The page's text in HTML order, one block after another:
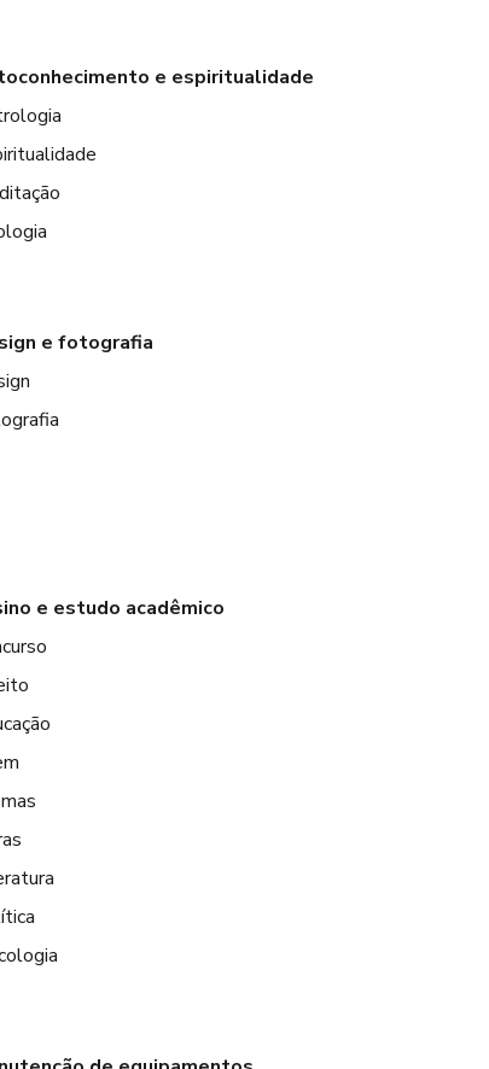
e espiritualidade
e fotografia
e estudo acadêmico